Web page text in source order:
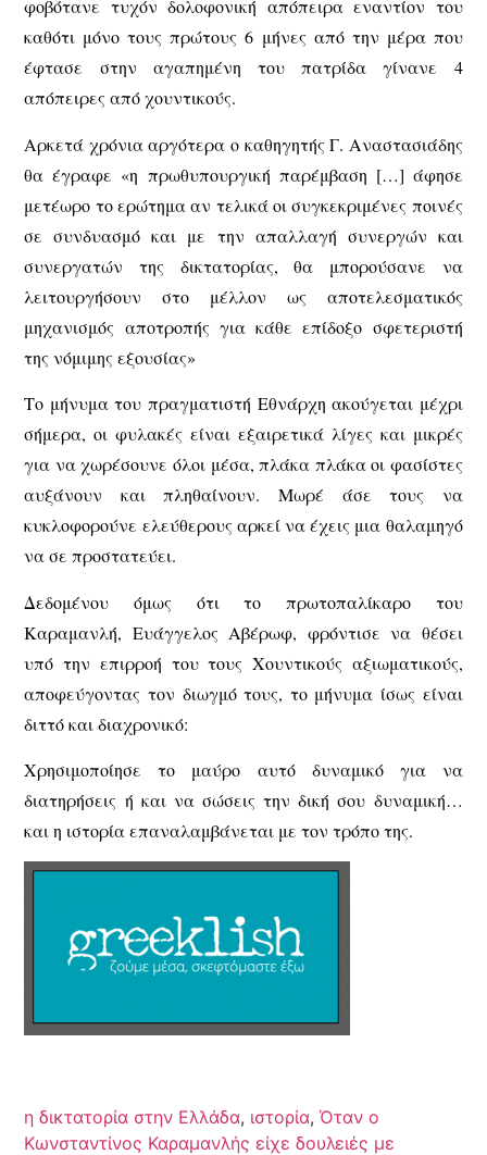
φοβότανε τυχόν δολοφονική απόπειρα εναντίον του
καθότι μόνο τους πρώτους 6 μήνες από την μέρα που
έφτασε στην αγαπημένη του πατρίδα γίνανε 4
απόπειρες από χουντικούς.
Αρκετά χρόνια αργότερα ο καθηγητής Γ. Αναστασιάδης
θα έγραφε «η πρωθυπουργική παρέμβαση […] άφησε
μετέωρο το ερώτημα αν τελικά οι συγκεκριμένες ποινές
σε συνδυασμό και με την απαλλαγή συνεργών και
συνεργατών της δικτατορίας, θα μπορούσανε να
λειτουργήσουν στο μέλλον ως αποτελεσματικός
μηχανισμός αποτροπής για κάθε επίδοξο σφετεριστή
της νόμιμης εξουσίας»
Το μήνυμα του πραγματιστή Εθνάρχη ακούγεται μέχρι
σήμερα, οι φυλακές είναι εξαιρετικά λίγες και μικρές
για να χωρέσουνε όλοι μέσα, πλάκα πλάκα οι φασίστες
αυξάνουν και πληθαίνουν. Μωρέ άσε τους να
κυκλοφορούνε ελεύθερους αρκεί να έχεις μια θαλαμηγό
να σε προστατεύει.
Δεδομένου όμως ότι το πρωτοπαλίκαρο του
Καραμανλή, Ευάγγελος Αβέρωφ, φρόντισε να θέσει
υπό την επιρροή του τους Χουντικούς αξιωματικούς,
αποφεύγοντας τον διωγμό τους, το μήνυμα ίσως είναι
διττό και διαχρονικό:
Χρησιμοποίησε το μαύρο αυτό δυναμικό για να
διατηρήσεις ή και να σώσεις την δική σου δυναμική…
και η ιστορία επαναλαμβάνεται με τον τρόπο της.
η δικτατορία στην Ελλάδα, ιστορία,Όταν ο
Κωνσταντίνος Καραμανλής είχε δουλειές με